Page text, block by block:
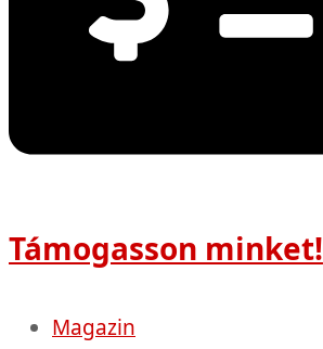
Támogasson minket!
Magazin